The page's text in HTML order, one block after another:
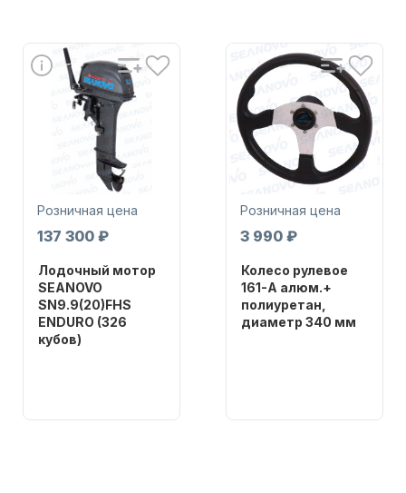
Аксессуары для лодок и
Подобрать запчасти для
лодочных моторов
Розничная цена
137 300 ₽
Лодочный мотор
SEANOVO
SN9.9(20)FHS
ENDURO (326
кубов)
Розничная цена
3 990 ₽
Колесо рулевое
161-A алюм.+
полиуретан,
диаметр 340 мм